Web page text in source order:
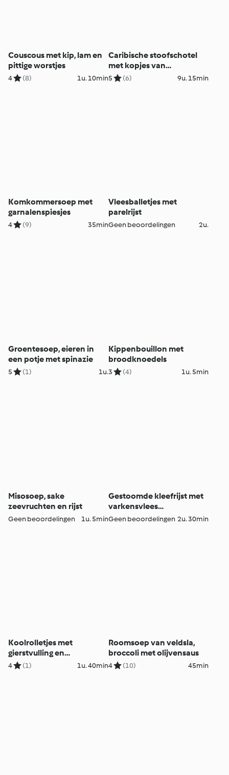
Couscous met kip, lam en
pittige worstjes
4 (8) 1u. 10min
Caribische stoofschotel
met kopjes van
gestoomde rijst
5 (6) 9u. 15min
Komkommersoep met
garnalenspiesjes
4 (9) 35min
Vleesballetjes met
parelrijst
Geen beoordelingen 2u.
Groentesoep, eieren in
een potje met spinazie
5 (1) 1u.
Kippenbouillon met
broodknoedels
3 (4) 1u. 5min
Misosoep, sake
zeevruchten en rijst
Geen beoordelingen 1u. 5min
Gestoomde kleefrijst met
varkensvlees
(Torenvormige
Geen beoordelingen 2u. 30min
Koolrolletjes met
gierstvulling en
champignonsaus
4 (1) 1u. 40min
Roomsoep van veldsla,
broccoli met olijvensaus
4 (10) 45min